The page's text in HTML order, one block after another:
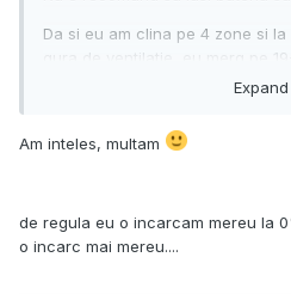
Da si eu am clina pe 4 zone si
gura de ventilatie, eu merg pe
Expand
Am inteles, multam
de regula eu o incarcam mereu la
o incarc mai mereu....